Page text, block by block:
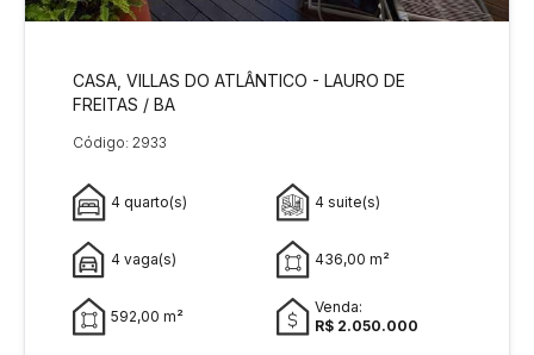
CASA, VILLAS DO ATLÂNTICO - LAURO DE
FREITAS / BA
Código: 2933
4 quarto(s) 4 suite(s)
4 vaga(s) 436,00 m²
592,00 m²
Venda:
R$ 2.050.000